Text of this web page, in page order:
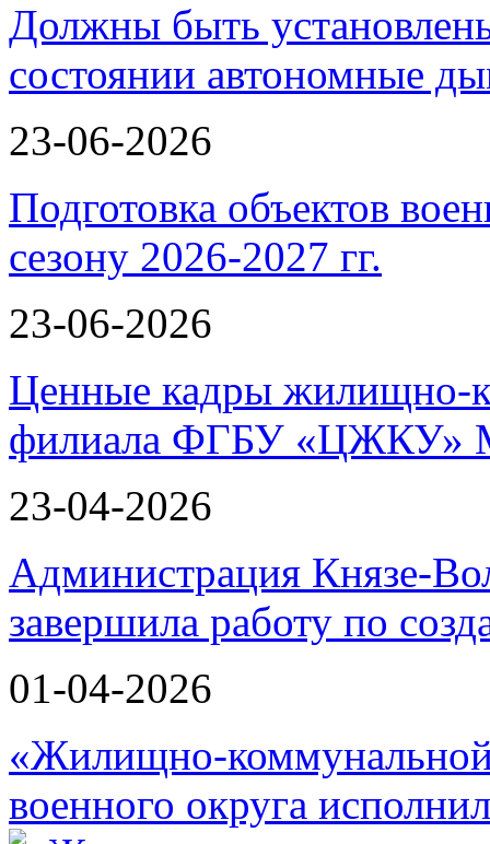
Должны быть
состоянии автономные
23-06-2026
Подготовка объектов
сезону 2026-2027 гг.
23-06-2026
Ценные кадры жилищно-
филиала ФГБУ «ЦЖКУ»
23-04-2026
Администрация Князе-
завершила работу по
01-04-2026
«Жилищно-
военного округа